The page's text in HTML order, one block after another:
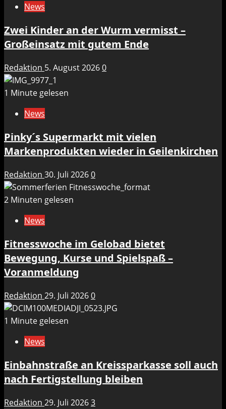
News
Zwei Kinder an der Wurm vermisst –
Großeinsatz mit gutem Ende
Redaktion 5. August 20260
1 Minute gelesen
News
Pinky´s Supermarkt mit vielen
Markenprodukten wieder in Geilenkirchen
Redaktion 30. Juli 20260
2 Minuten gelesen
News
Fitnesswoche im Gelobad bietet
Bewegung, Kurse und Spielspaß –
Voranmeldung
Redaktion 29. Juli 20260
1 Minute gelesen
News
Einbahnstraße an Kreissparkasse soll auch
nach Fertigstellung bleiben
Redaktion 29. Juli 20263